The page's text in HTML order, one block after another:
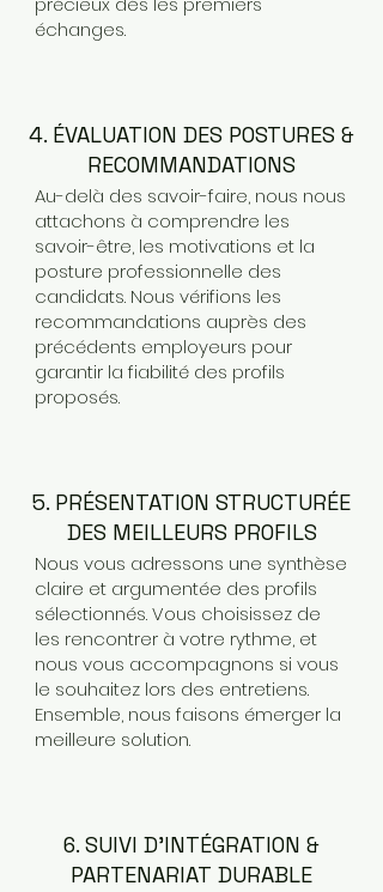
échanges.
4. ÉVALUATION DES POSTURES &
RECOMMANDATIONS
Au-delà des savoir-faire, nous nous
attachons à comprendre les
savoir-être, les motivations et la
posture professionnelle des
candidats. Nous vérifions les
recommandations auprès des
précédents employeurs pour
garantir la fiabilité des profils
proposés.
5. PRÉSENTATION STRUCTURÉE
DES MEILLEURS PROFILS
Nous vous adressons une synthèse
claire et argumentée des profils
sélectionnés. Vous choisissez de
les rencontrer à votre rythme, et
nous vous accompagnons si vous
le souhaitez lors des entretiens.
Ensemble, nous faisons émerger la
meilleure solution.
6. SUIVI D’INTÉGRATION &
PARTENARIAT DURABLE